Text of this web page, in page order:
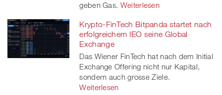
geben Gas. Weiterlesen
Krypto-FinTech Bitpanda startet nach
erfolgreichem IEO seine Global
Exchange
Das Wiener FinTech hat nach dem Initial
Exchange Offering nicht nur Kapital,
sondern auch grosse Ziele.
Weiterlesen